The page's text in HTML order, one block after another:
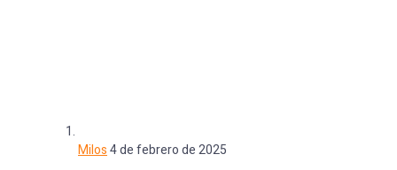
Milos4 de febrero de 2025